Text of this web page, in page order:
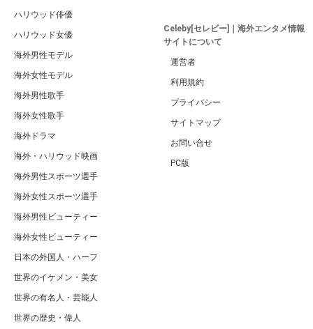
ハリウッド俳優
ハリウッド女優
海外男性モデル
海外女性モデル
海外男性歌手
海外女性歌手
海外ドラマ
海外・ハリウッド映画
海外男性スポーツ選手
海外女性スポーツ選手
海外男性ビューティー
海外女性ビューティー
日本の外国人・ハーフ
世界のイケメン・美女
世界の有名人・芸能人
世界の歴史・偉人
Celeby[セレビー]｜海外エンタメ情報
サイトについて
運営者
利用規約
プライバシー
サイトマップ
お問い合せ
PC版